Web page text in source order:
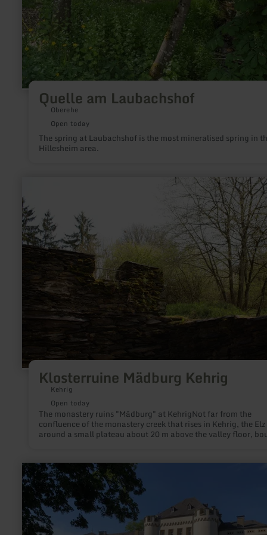
Quelle am Laubachshof
Oberehe
Open today
The spring at Laubachshof is the most mineralised spring in
Hillesheim area.
Klosterruine Mädburg Kehrig
Kehrig
Open today
The monastery ruins "Mädburg" at KehrigNot far from the
confluence of the monastery creek that rises in Kehrig, the
around a small plateau about 20 m above the valley floor,
extensive remains of a small church, which leads to the
name Mädburg.(Source: website of the local church Kehrig
http://www.kehrig-eifel.de/)
about:
Klosterruine
Mädburg
Kehrig
learn
more
about:
Kewenig
Castle